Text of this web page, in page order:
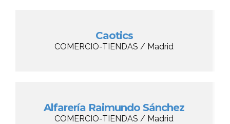
Caotics
COMERCIO-TIENDAS / Madrid
Alfarería Raimundo Sánchez
COMERCIO-TIENDAS / Madrid